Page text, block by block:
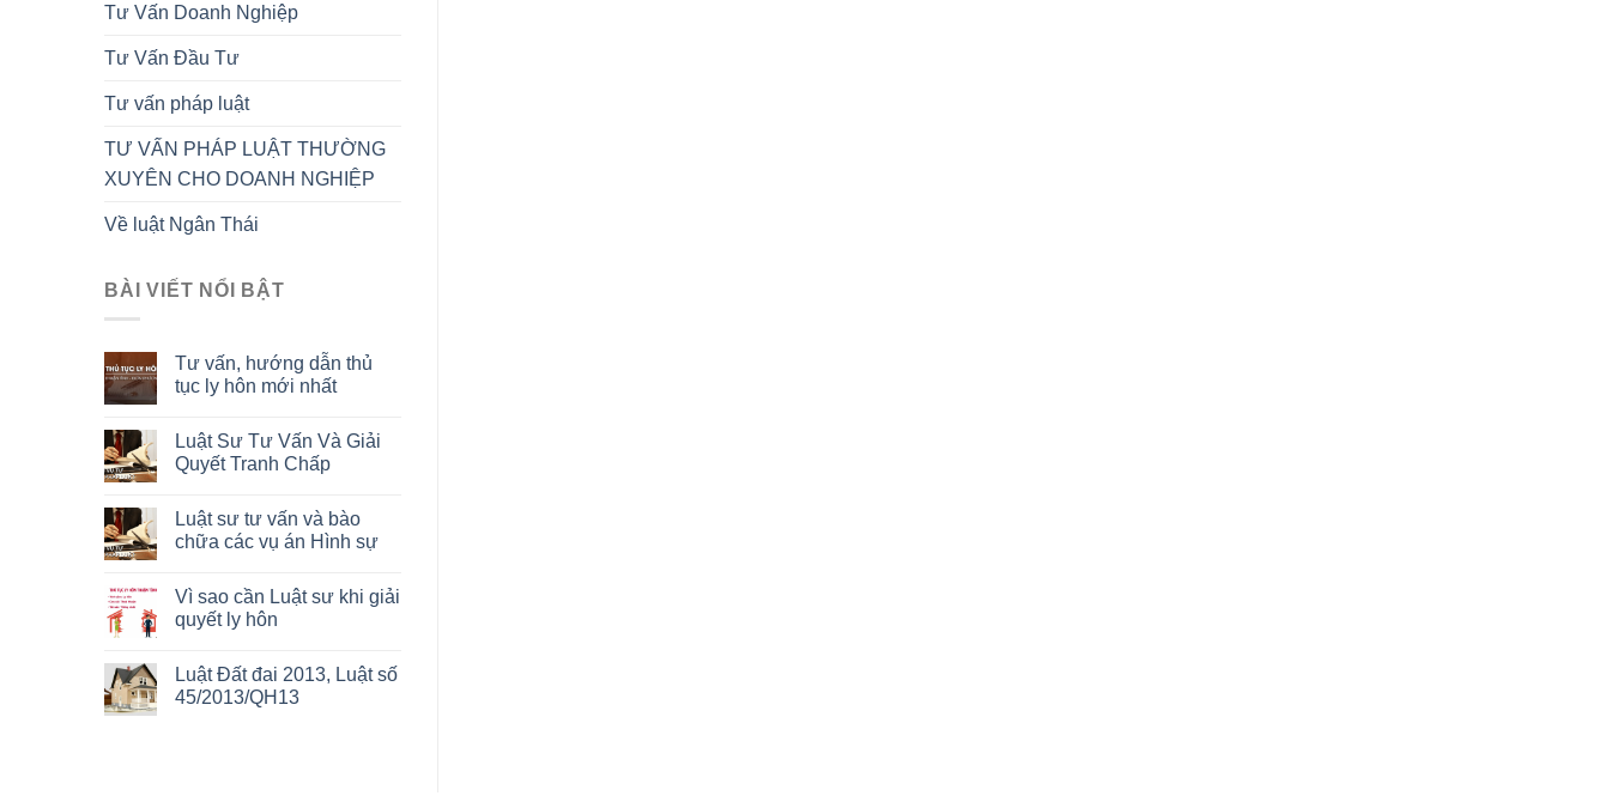
Tư Vấn Doanh Nghiệp
Tư Vấn Đầu Tư
Tư vấn pháp luật
TƯ VẤN PHÁP LUẬT THƯỜNG
XUYÊN CHO DOANH NGHIỆP
Về luật Ngân Thái
BÀI VIẾT NỔI BẬT
Tư vấn, hướng dẫn thủ
tục ly hôn mới nhất
Luật Sư Tư Vấn Và Giải
Quyết Tranh Chấp
Luật sư tư vấn và bào
chữa các vụ án Hình sự
Vì sao cần Luật sư khi giải
quyết ly hôn
Luật Đất đai 2013, Luật số
45/2013/QH13